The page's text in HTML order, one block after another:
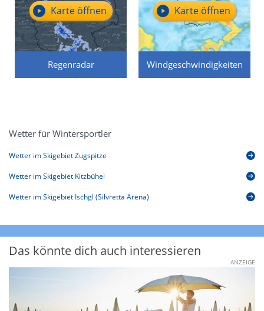
Regenradar
Karte öffnen
Windgeschwindigkeiten
Karte öffnen
Wetter für Wintersportler
Wetter im Skigebiet Zugspitze
Wetter im Skigebiet Kitzbühel
Wetter im Skigebiet Ischgl (Silvretta Arena)
Das könnte dich auch interessieren
ANZEIGE